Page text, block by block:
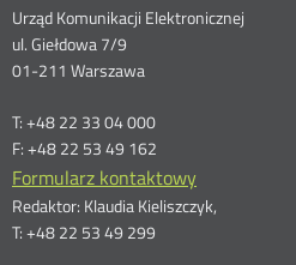
Dane
kontaktowe
Urząd Komunikacji Elektronicznej
ul. Giełdowa 7/9
01-211 Warszawa
T: +48 22 33 04 000
F: +48 22 53 49 162
Formularz kontaktowy
Redaktor: Klaudia Kieliszczyk,
T: +48 22 53 49 299